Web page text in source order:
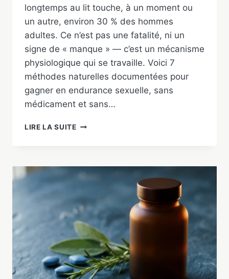
longtemps au lit touche, à un moment ou
un autre, environ 30 % des hommes
adultes. Ce n’est pas une fatalité, ni un
signe de « manque » — c’est un mécanisme
physiologique qui se travaille. Voici 7
méthodes naturelles documentées pour
gagner en endurance sexuelle, sans
médicament et sans…
LIRE LA SUITECOMMENT
AU
MÉTHODES
NATURELLES
EFFICACES